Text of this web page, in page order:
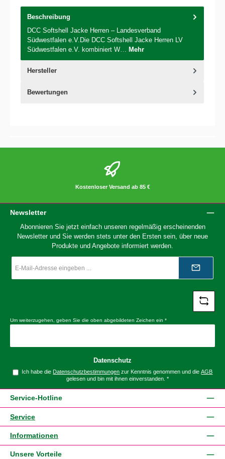
Beschreibung
DCC Softshell Jacke Herren – Landesverband
Südwestfalen e.V.Die DCC Softshell Jacke Herren LV
Südwestfalen e.V. kombiniert W… Mehr
Hersteller
Bewertungen
Kostenloser Versand ab 85 €
Newsletter
Abonnieren Sie jetzt einfach unseren regelmäßig erscheinenden
Newsletter und Sie werden stets unter den Ersten sein, über neue
Produkte und Angebote informiert werden.
Mail-
*
Um weiterzugehen, geben Sie die oben abgebildeten Zeichen ein *
Datenschutz
Ich habe dieDatenschutzbestimmungen zur Kenntnis genommen und dieAGB
gelesen und bin mit ihnen einverstanden. *
Service-Hotline
Service
Informationen
Unsere Vorteile